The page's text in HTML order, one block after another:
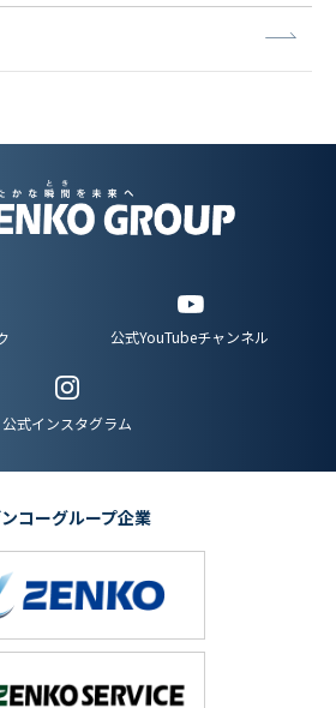
公式YouTubeチャンネル
公式インスタグラム
コーグループ企業